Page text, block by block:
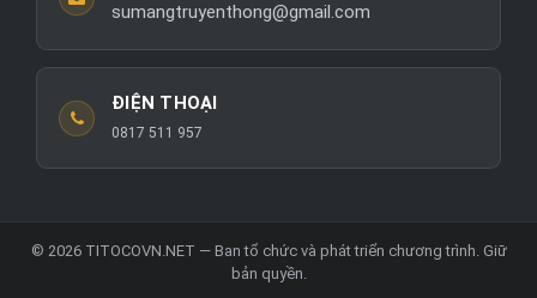
sumangtruyenthong@gmail.com
ĐIỆN THOẠI
0817 511 957
© 2026 TITOCOVN.NET — Ban tổ chức và phát triển chương trình. Giữ
bản quyền.